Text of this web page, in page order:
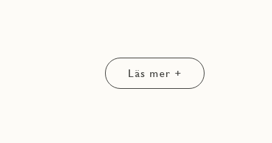
och bildar tillsammans en genomtänkt helhet.
Park med promenadstråket gröna slingan utanför samtidigt
samt umgänge. Under huset finns förråd och garage
Läs mer +